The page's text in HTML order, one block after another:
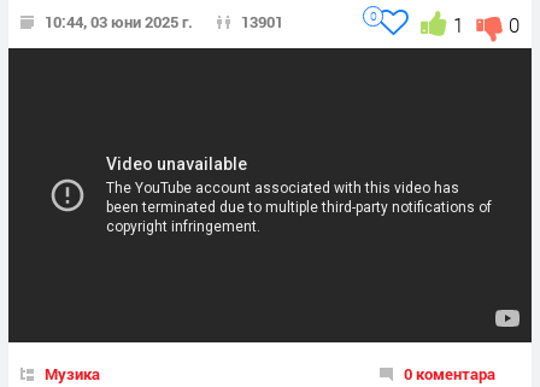
10:44, 03 юни 2025 г. 13901 0
1
0
Музика 0 коментара